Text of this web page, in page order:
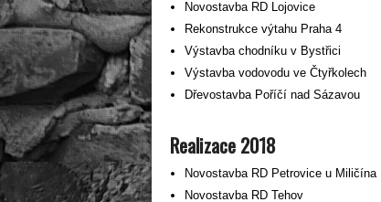
Novostavba RD Lojovice
Rekonstrukce výtahu Praha 4
Výstavba chodníku v Bystřici
Výstavba vodovodu ve Čtyřkolech
Dřevostavba Poříčí nad Sázavou
Realizace 2018
Novostavba RD Petrovice u Miličína
Novostavba RD Tehov